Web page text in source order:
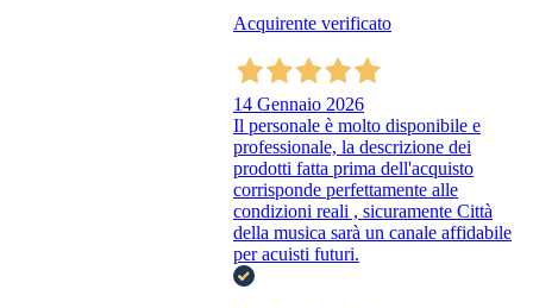
Acquirente verificato
14 Gennaio 2026
Il personale è molto disponibile e
professionale, la descrizione dei
prodotti fatta prima dell'acquisto
corrisponde perfettamente alle
condizioni reali , sicuramente Città
della musica sarà un canale affidabile
per acuisti futuri.